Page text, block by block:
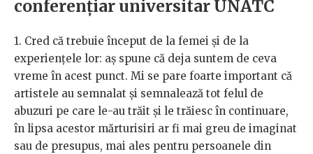
conferențiar universitar UNATC
1. Cred că trebuie început de la femei și de la
experiențele lor: aș spune că deja suntem de ceva
vreme în acest punct. Mi se pare foarte important că
artistele au semnalat și semnalează tot felul de
abuzuri pe care le-au trăit și le trăiesc în continuare,
în lipsa acestor mărturisiri ar fi mai greu de imaginat
sau de presupus, mai ales pentru persoanele din